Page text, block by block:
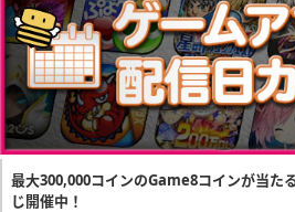
最大300,000コインのGame8コインが当た
じ開催中！